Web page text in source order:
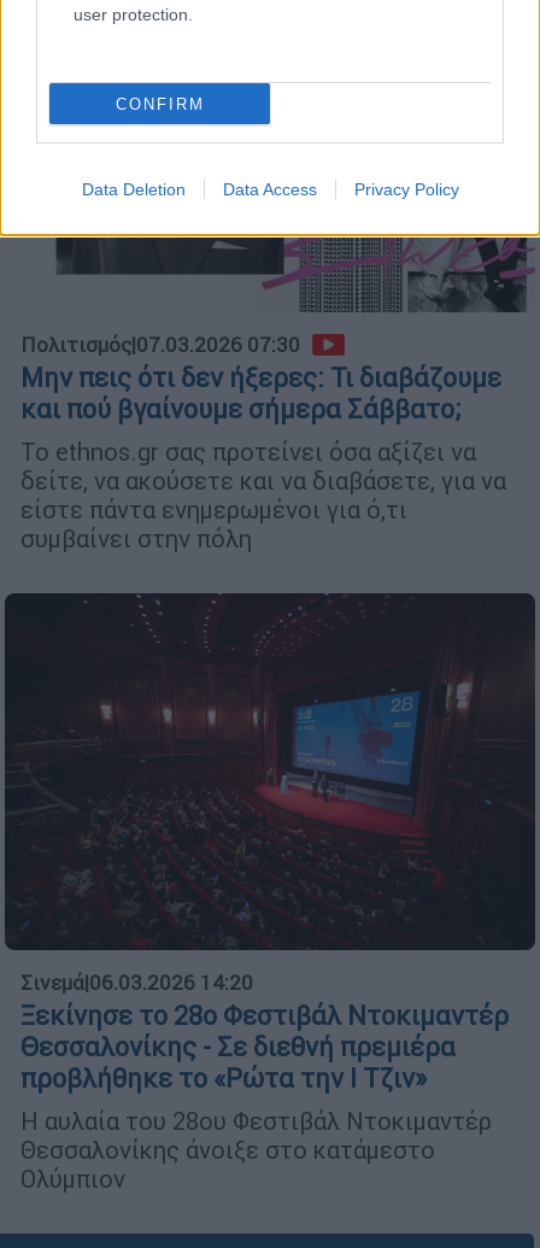
user protection.
CONFIRM
Data Deletion Data Access Privacy Policy
Πολιτισμός|07.03.2026 07:30
Μην πεις ότι δεν ήξερες: Τι διαβάζουμε
και πού βγαίνουμε σήμερα Σάββατο;
Το ethnos.gr σας προτείνει όσα αξίζει να
δείτε, να ακούσετε και να διαβάσετε, για να
είστε πάντα ενημερωμένοι για ό,τι
συμβαίνει στην πόλη
Σινεμά|06.03.2026 14:20
Ξεκίνησε το 28ο Φεστιβάλ Ντοκιμαντέρ
Θεσσαλονίκης - Σε διεθνή πρεμιέρα
προβλήθηκε το «Ρώτα την Ι Τζιν»
Η αυλαία του 28ου Φεστιβάλ Ντοκιμαντέρ
Θεσσαλονίκης άνοιξε στο κατάμεστο
Ολύμπιον